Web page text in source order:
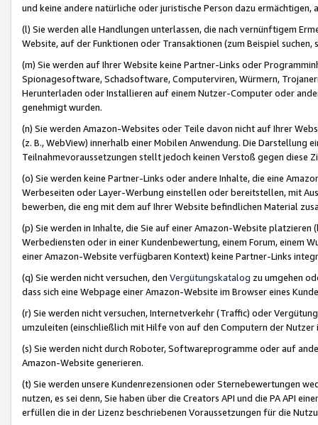
und keine andere natürliche oder juristische Person dazu
(l) Sie werden alle Handlungen unterlassen, die nach vernünftigem
Website, auf der Funktionen oder Transaktionen (zum Beispiel
(m) Sie werden auf Ihrer Website keine Partner-Links oder
Spionagesoftware, Schadsoftware, Computerviren, Würmern,
Herunterladen oder Installieren auf einem Nutzer-Computer oder
genehmigt wurden.
(n) Sie werden Amazon-Websites oder Teile davon nicht auf Ihrer
(z. B., WebView) innerhalb einer Mobilen Anwendung. Die Darstellung
Teilnahmevoraussetzungen stellt jedoch keinen Verstoß gegen diese
(o) Sie werden keine Partner-Links oder andere Inhalte, die eine
Werbeseiten oder Layer-Werbung einstellen oder bereitstellen, mit
bewerben, die eng mit dem auf Ihrer Website befindlichen Material
(p) Sie werden in Inhalte, die Sie auf einer Amazon-Website
Werbediensten oder in einer Kundenbewertung, einem Forum, einem
einer Amazon-Website verfügbaren Kontext) keine Partner-Links
(q) Sie werden nicht versuchen, den Vergütungskatalog zu umgehen
dass sich eine Webpage einer Amazon-Website im Browser eines
(r) Sie werden nicht versuchen, Internetverkehr (Traffic) oder
umzuleiten (einschließlich mit Hilfe von auf den Computern der
(s) Sie werden nicht durch Roboter, Softwareprogramme oder auf
Amazon-Website generieren.
(t) Sie werden unsere Kundenrezensionen oder Sternebewertungen
nutzen, es sei denn, Sie haben über die Creators API und die PA API
erfüllen die in der Lizenz beschriebenen Voraussetzungen für die